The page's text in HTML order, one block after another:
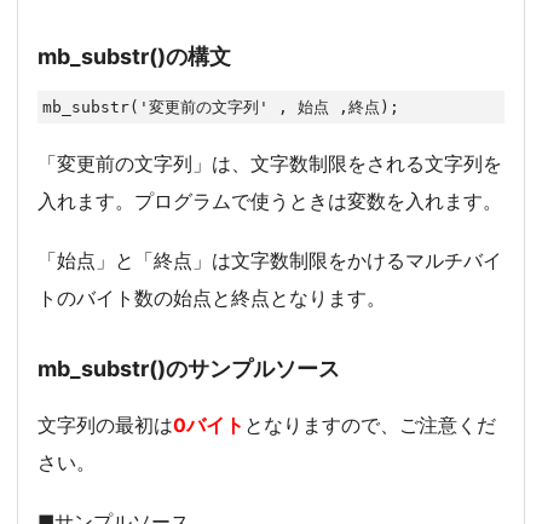
mb_substr()の構文
mb_substr('変更前の文字列' , 始点 ,終点);
「変更前の文字列」は、文字数制限をされる文字列を
入れます。プログラムで使うときは変数を入れます。
「始点」と「終点」は文字数制限をかけるマルチバイ
トのバイト数の始点と終点となります。
mb_substr()のサンプルソース
文字列の最初は0バイト となりますので、ご注意くだ
さい。